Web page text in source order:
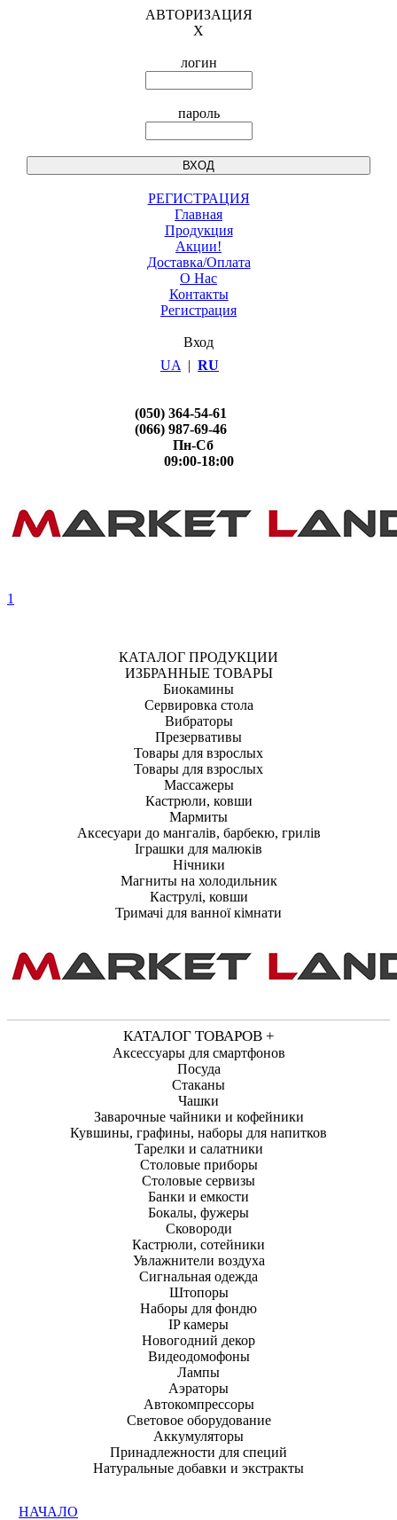
АВТОРИЗАЦИЯ
X
логин
пароль
РЕГИСТРАЦИЯ
Главная
Продукция
Акции!
Доставка/Оплата
О Нас
Контакты
Регистрация
Вход
UA | RU
(050) 364-54-61
(066) 987-69-46
Пн-Сб
09:00-18:00
1
КАТАЛОГ ПРОДУКЦИИ
ИЗБРАННЫЕ ТОВАРЫ
Биокамины
Сервировка стола
Вибраторы
Презервативы
Товары для взрослых
Товары для взрослых
Массажеры
Кастрюли, ковши
Мармиты
Аксесуари до мангалів, барбекю, грилів
Іграшки для малюків
Нічники
Магниты на холодильник
Каструлі, ковши
Тримачі для ванної кімнати
КАТАЛОГ ТОВАРОВ +
Аксессуары для смартфонов
Посуда
Стаканы
Чашки
Заварочные чайники и кофейники
Кувшины, графины, наборы для напитков
Тарелки и салатники
Столовые приборы
Столовые сервизы
Банки и емкости
Бокалы, фужеры
Сковороди
Кастрюли, сотейники
Увлажнители воздуха
Сигнальная одежда
Штопоры
Наборы для фондю
IP камеры
Новогодний декор
Видеодомофоны
Лампы
Аэраторы
Автокомпрессоры
Световое оборудование
Аккумуляторы
Принадлежности для специй
Натуральные добавки и экстракты
НАЧАЛО